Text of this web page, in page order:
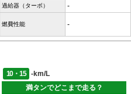
過給器（ターボ） -
燃費性能 -
10・15
-km/L
満タンでどこまで走る？